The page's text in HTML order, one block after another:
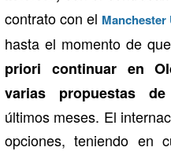
contrato con el Manchester
hasta el momento de que
priori continuar en
varias propuestas de
últimos meses. El
opciones, teniendo en